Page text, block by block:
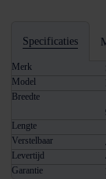
Specificaties
Merk
Model
Breedte
Lengte
Verstelbaar
Levertijd
Garantie